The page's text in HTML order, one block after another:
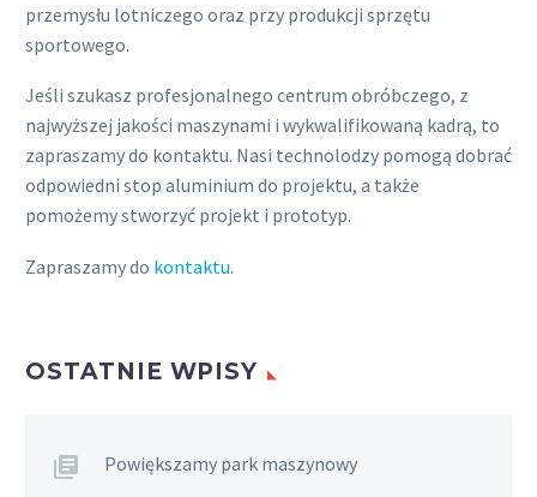
przemysłu lotniczego oraz przy produkcji sprzętu
sportowego.
Jeśli szukasz profesjonalnego centrum obróbczego, z
najwyższej jakości maszynami i wykwalifikowaną kadrą, to
zapraszamy do kontaktu. Nasi technolodzy pomogą dobrać
odpowiedni stop aluminium do projektu, a także
pomożemy stworzyć projekt i prototyp.
Zapraszamy do kontaktu.
OSTATNIE WPISY
Powiększamy park maszynowy